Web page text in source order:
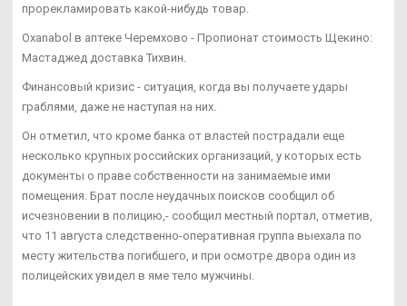
прорекламировать какой-нибудь товар.
Oxanabol в аптеке Черемхово - Пропионат стоимость Щекино:
Мастаджед доставка Тихвин.
Финансовый кризис - ситуация, когда вы получаете удары
граблями, даже не наступая на них.
Он отметил, что кроме банка от властей пострадали еще
несколько крупных российских организаций, у которых есть
документы о праве собственности на занимаемые ими
помещения. Брат после неудачных поисков сообщил об
исчезновении в полицию,- сообщил местный портал, отметив,
что 11 августа следственно-оперативная группа выехала по
месту жительства погибшего, и при осмотре двора один из
полицейских увидел в яме тело мужчины.